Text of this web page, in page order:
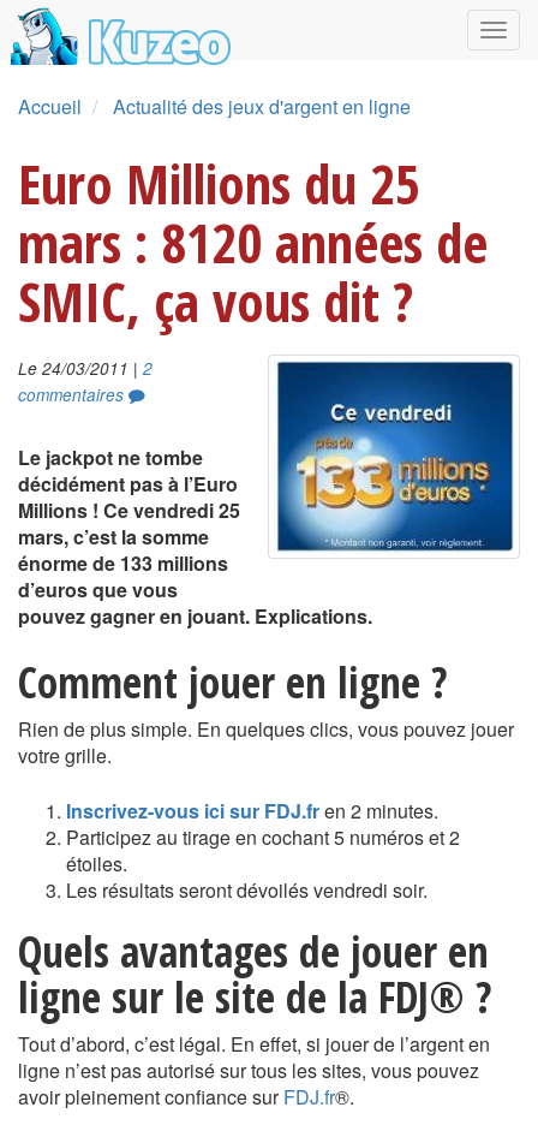
Accueil Actualité des jeux d'argent en ligne
Euro Millions du 25
mars : 8120 années de
SMIC, ça vous dit ?
Le 24/03/2011 | 2
commentaires
Le jackpot ne tombe
décidément pas à l’Euro
Millions ! Ce vendredi 25
mars, c’est la somme
énorme de 133 millions
d’euros que vous
pouvez gagner en jouant. Explications.
Comment jouer en ligne ?
Rien de plus simple. En quelques clics, vous pouvez jouer
votre grille.
Inscrivez-vous ici sur FDJ.fren 2 minutes.
Participez au tirage en cochant 5 numéros et 2
étoiles.
Les résultats seront dévoilés vendredi soir.
Quels avantages de jouer en
ligne sur le site de la FDJ® ?
Tout d’abord, c’est légal. En effet, si jouer de l’argent en
ligne n’est pas autorisé sur tous les sites, vous pouvez
avoir pleinement confiance surFDJ.fr®.